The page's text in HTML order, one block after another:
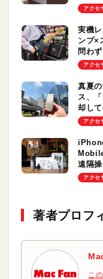
アクセ
実機
ンプ×
問わ
アクセ
真夏
ス、
却し
トで
アクセ
遠隔
のま
アクセ
著者プロフ
こ